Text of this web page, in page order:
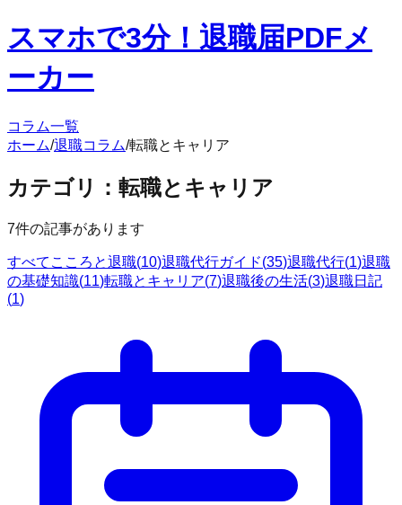
スマホで3分！退職届PDFメ
ーカー
コラム一覧
ホーム/退職コラム/転職とキャリア
カテゴリ： 転職とキャリア
7件の記事があります
すべて こころと退職(10)退職代行ガイド(35)退職代行(1)退職
の基礎知識(11)転職とキャリア(7)退職後の生活(3)退職日記
(1)